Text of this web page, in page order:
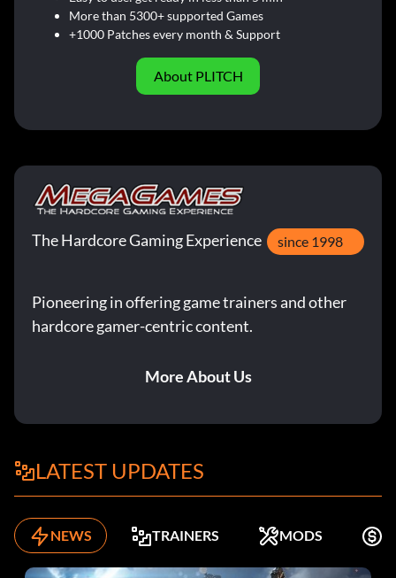
More than 5300+ supported Games
+1000 Patches every month & Support
About PLITCH
The Hardcore Gaming Experience since 1998
Pioneering in offering game trainers and other
hardcore gamer-centric content.
More About Us
LATEST UPDATES
NEWS TRAINERS MODS